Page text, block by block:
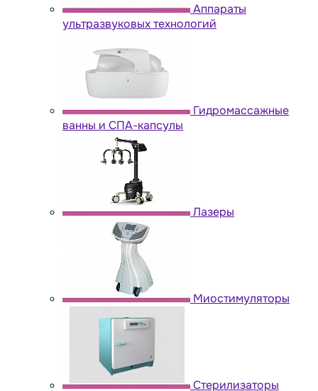
Аппараты
ультразвуковых технологий
Гидромассажные
ванны и СПА-капсулы
Лазеры
Миостимуляторы
Стерилизаторы